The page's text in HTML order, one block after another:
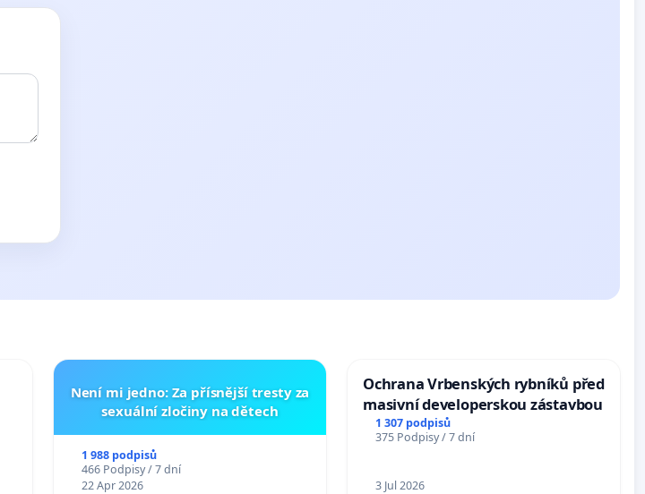
Není mi jedno: Za přísnější tresty za
sexuální zločiny na dětech
1 988 podpisů
466 Podpisy / 7 dní
22 Apr 2026
Ochrana Vrbenských rybníků před
masivní developerskou zástavbou
1 307 podpisů
375 Podpisy / 7 dní
3 Jul 2026